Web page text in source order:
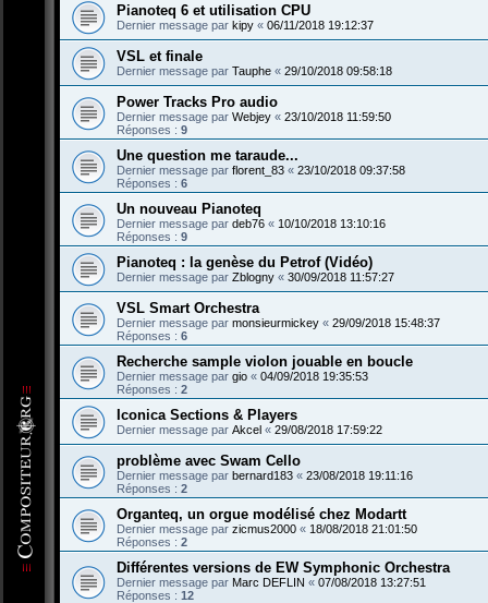
Pianoteq 6 et utilisation CPU
Dernier message par kipy « 06/11/2018 19:12:37
VSL et finale
Dernier message par Tauphe « 29/10/2018 09:58:18
Power Tracks Pro audio
Dernier message par Webjey « 23/10/2018 11:59:50
Réponses : 9
Une question me taraude...
Dernier message par florent_83 « 23/10/2018 09:37:58
Réponses : 6
Un nouveau Pianoteq
Dernier message par deb76 « 10/10/2018 13:10:16
Réponses : 9
Pianoteq : la genèse du Petrof (Vidéo)
Dernier message par Zblogny « 30/09/2018 11:57:27
VSL Smart Orchestra
Dernier message par monsieurmickey « 29/09/2018 15:48:37
Réponses : 6
Recherche sample violon jouable en boucle
Dernier message par gio « 04/09/2018 19:35:53
Réponses : 2
Iconica Sections & Players
Dernier message par Akcel « 29/08/2018 17:59:22
problème avec Swam Cello
Dernier message par bernard183 « 23/08/2018 19:11:16
Réponses : 2
Organteq, un orgue modélisé chez Modartt
Dernier message par zicmus2000 « 18/08/2018 21:01:50
Réponses : 2
Différentes versions de EW Symphonic Orchestra
Dernier message par Marc DEFLIN « 07/08/2018 13:27:51
Réponses : 12